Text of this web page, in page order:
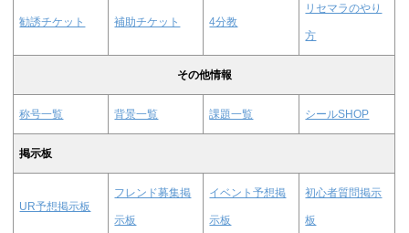
勧誘チケット 補助チケット 4分教
リセマラのやり
方
その他情報
称号一覧 背景一覧 課題一覧 シールSHOP
掲示板
UR予想掲示板
フレンド募集掲
示板
イベント予想掲
示板
初心者質問掲示
板